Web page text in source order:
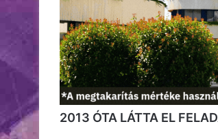
2013 ÓTA LÁTTA EL